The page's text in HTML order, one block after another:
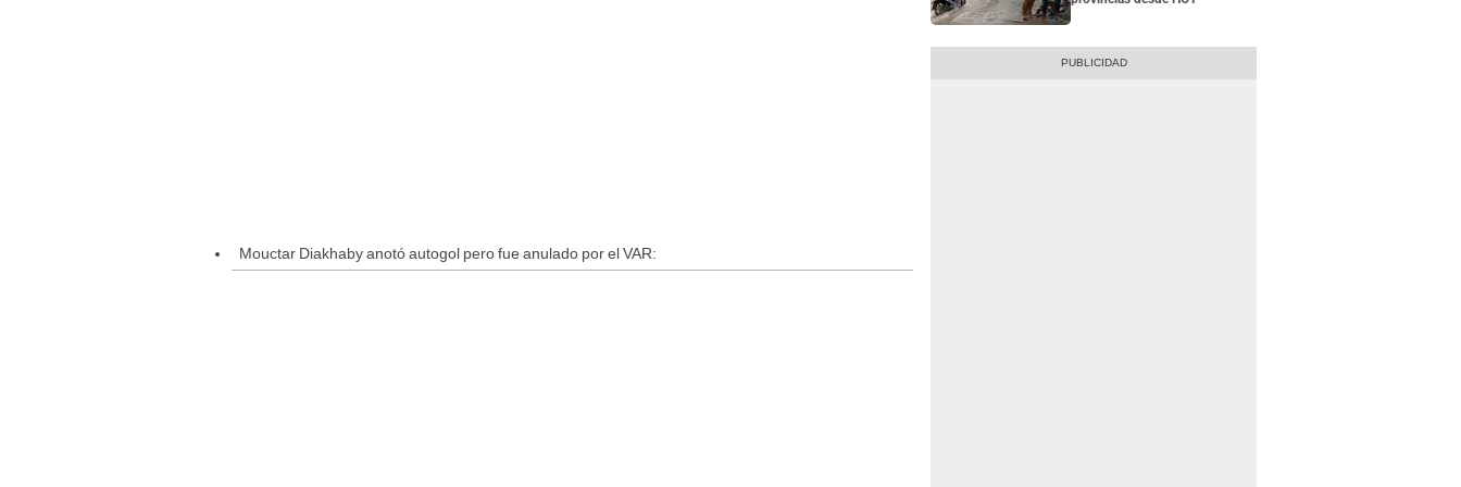
Mouctar Diakhaby anotó autogol pero fue anulado por el VAR: